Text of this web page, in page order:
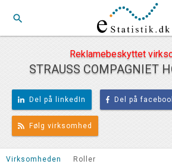
search
Reklamebeskyttet
STRAUSS COMPAGNIET
Del på linkedIn Del på
Følg virksomhed
Virksomheden Roller